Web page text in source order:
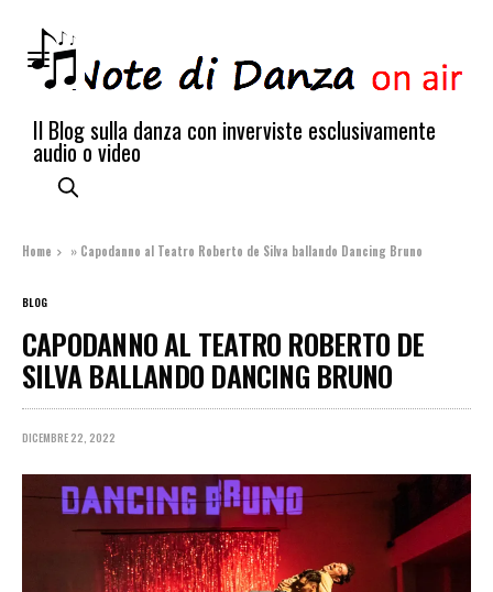
Il Blog sulla danza con inverviste esclusivamente
audio o video
Home » Capodanno al Teatro Roberto de Silva ballando Dancing Bruno
BLOG
CAPODANNO AL TEATRO ROBERTO DE
SILVA BALLANDO DANCING BRUNO
DICEMBRE 22, 2022